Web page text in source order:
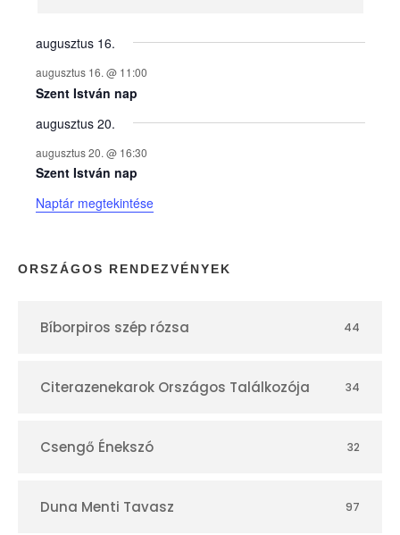
n
y
e
k
n
a
p
r
augusztus 16.
augusztus 16. @ 11:00
Szent István nap
augusztus 20.
augusztus 20. @ 16:30
Szent István nap
Naptár megtekintése
ORSZÁGOS RENDEZVÉNYEK
Bíborpiros szép rózsa 44
Citerazenekarok Országos Találkozója 34
Csengő Énekszó 32
Duna Menti Tavasz 97